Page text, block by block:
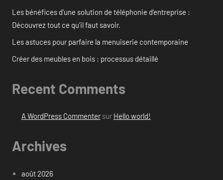
Les bénéfices d’une solution de téléphonie d’entreprise :
Découvrez tout ce qu’il faut savoir.
Les astuces pour parfaire la menuiserie contemporaine
Créer des meubles en bois : processus détaillé
Recent Comments
A WordPress Commentersur Hello world!
Archives
août 2026